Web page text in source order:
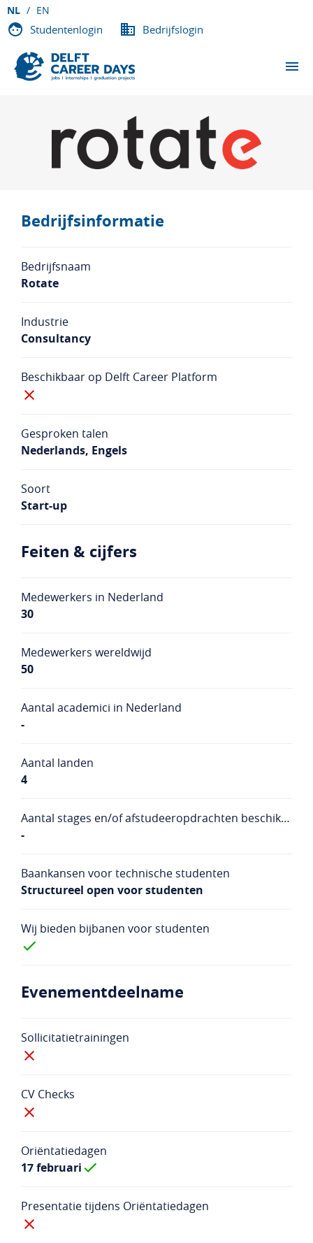
NL EN
Studentenlogin Bedrijfslogin
DEELNEMENDE BEDRIJVEN
OVER DCD
Bedrijfsinformatie
Bedrijfsnaam
Rotate
Industrie
Consultancy
Beschikbaar op Delft Career Platform
Gesproken talen
Nederlands, Engels
Soort
Start-up
Feiten & cijfers
Medewerkers in Nederland
30
Medewerkers wereldwijd
50
Aantal academici in Nederland
-
Aantal landen
4
Aantal stages en/of afstudeeropdrachten beschikbaar
-
Baankansen voor technische studenten
Structureel open voor studenten
Wij bieden bijbanen voor studenten
Evenementdeelname
Sollicitatietrainingen
CV Checks
Oriëntatiedagen
17 februari
Presentatie tijdens Oriëntatiedagen